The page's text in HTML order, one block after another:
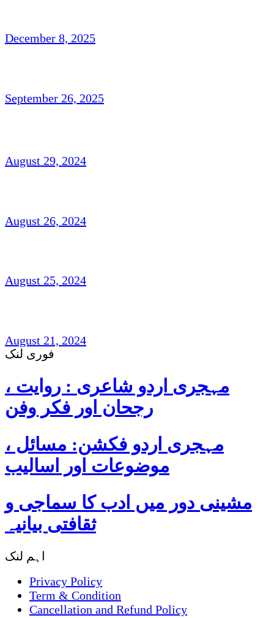
December 8, 2025
September 26, 2025
August 29, 2024
August 26, 2024
August 25, 2024
August 21, 2024
فوری لنک
مہجری اردو شاعری : روایت ،
رجحان اور فکر وفن
مہجری اردو فکشن: مسائل ،
موضوعات اور اسالیب
مشینی دور میں ادب کا سماجی و
ثقافتی بیانیہ
اہم لنک
Privacy Policy
Term & Condition
Cancellation and Refund Policy